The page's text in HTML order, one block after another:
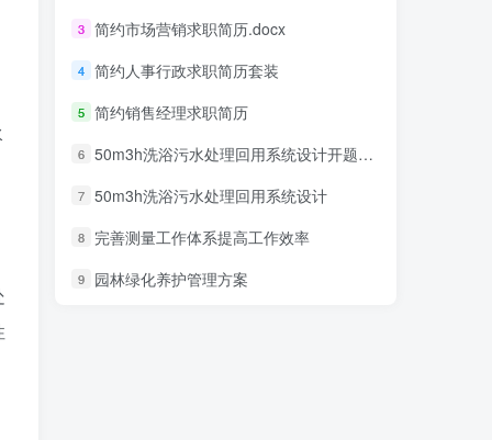
3 简约市场营销求职简历.docx
4 简约人事行政求职简历套装
5 简约销售经理求职简历
6 50m3h洗浴污水处理回用系统设计开题报告
7 50m3h洗浴污水处理回用系统设计
8 完善测量工作体系提高工作效率
9 园林绿化养护管理方案